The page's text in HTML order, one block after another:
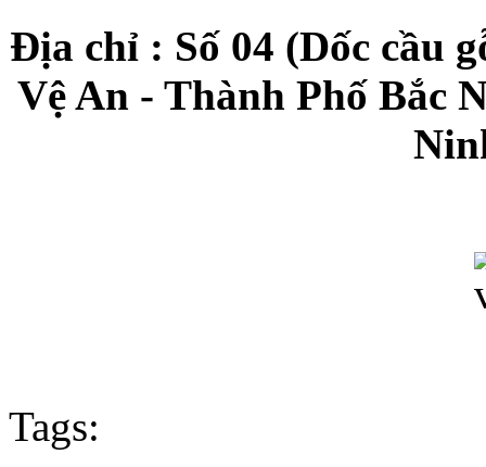
Địa chỉ : Số 04 (Dốc cầu
Vệ An - Thành Phố Bắc
Tags: